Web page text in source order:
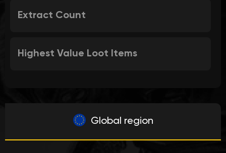
Extract Count
Highest Value Loot Items
Global region